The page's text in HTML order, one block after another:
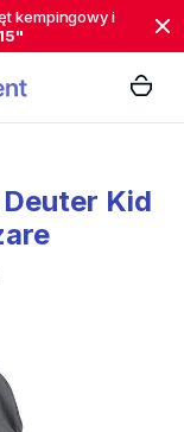
kempingowy i
Deuter Kid